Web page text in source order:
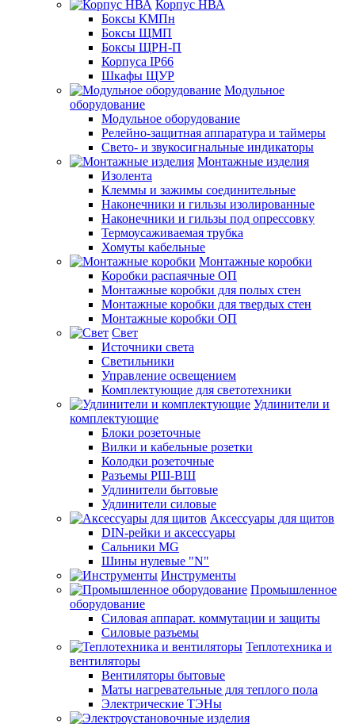
Корпус НВА
Боксы КМПн
Боксы ЩМП
Боксы ЩРН-П
Корпуса IP66
Шкафы ЩУР
Модульное
оборудование
Модульное оборудование
Релейно-защитная аппаратура и таймеры
Свето- и звукосигнальные индикаторы
Монтажные изделия
Изолента
Клеммы и зажимы соединительные
Наконечники и гильзы изолированные
Наконечники и гильзы под опрессовку
Термоусаживаемая трубка
Хомуты кабельные
Монтажные коробки
Коробки распаячные ОП
Монтажные коробки для полых стен
Монтажные коробки для твердых стен
Монтажные коробки ОП
Свет
Источники света
Светильники
Управление освещением
Комплектующие для светотехники
Удлинители и
комплектующие
Блоки розеточные
Вилки и кабельные розетки
Колодки розеточные
Разъемы РШ-ВШ
Удлинители бытовые
Удлинители силовые
Аксессуары для щитов
DIN-рейки и аксессуары
Сальники MG
Шины нулевые "N"
Инструменты
Промышленное
оборудование
Силовая аппарат. коммутации и защиты
Силовые разъемы
Теплотехника и
вентиляторы
Вентиляторы бытовые
Маты нагревательные для теплого пола
Электрические ТЭНы